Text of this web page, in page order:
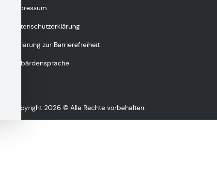
Impressum
Datenschutzerklärung
Erklärung zur Barrierefreiheit
Gebärdensprache
Copyright 2026 © Alle Rechte vorbehalten.